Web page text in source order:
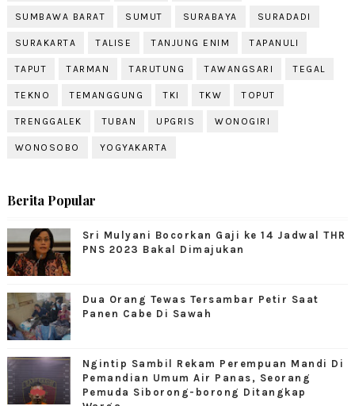
SUMBAWA BARAT SUMUT SURABAYA SURADADI
SURAKARTA TALISE TANJUNG ENIM TAPANULI
TAPUT TARMAN TARUTUNG TAWANGSARI TEGAL
TEKNO TEMANGGUNG TKI TKW TOPUT
TRENGGALEK TUBAN UPGRIS WONOGIRI
WONOSOBO YOGYAKARTA
Berita Popular
Sri Mulyani Bocorkan Gaji ke 14 Jadwal THR
PNS 2023 Bakal Dimajukan
Dua Orang Tewas Tersambar Petir Saat
Panen Cabe Di Sawah
Ngintip Sambil Rekam Perempuan Mandi Di
Pemandian Umum Air Panas, Seorang
Pemuda Siborong-borong Ditangkap